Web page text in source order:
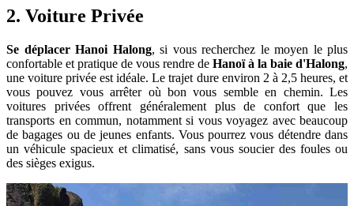
2. Voiture Privée
Se déplacer Hanoi Halong, si vous recherchez le moyen le plus
confortable et pratique de vous rendre de Hanoï à la baie d'Halong,
une voiture privée est idéale. Le trajet dure environ 2 à 2,5 heures, et
vous pouvez vous arrêter où bon vous semble en chemin. Les
voitures privées offrent généralement plus de confort que les
transports en commun, notamment si vous voyagez avec beaucoup
de bagages ou de jeunes enfants. Vous pourrez vous détendre dans
un véhicule spacieux et climatisé, sans vous soucier des foules ou
des sièges exigus.